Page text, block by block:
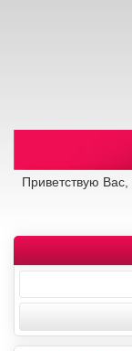
Приветствую Вас,